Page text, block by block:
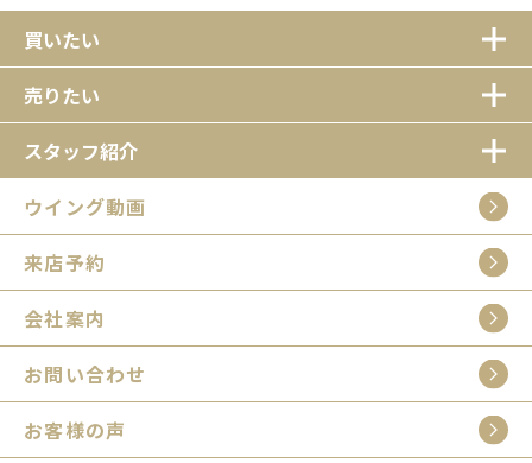
買いたい
売りたい
スタッフ紹介
ウイング動画
来店予約
会社案内
お問い合わせ
お客様の声